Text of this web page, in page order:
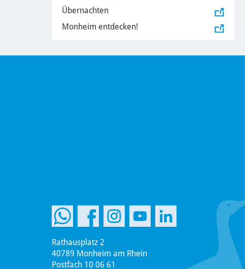
Übernachten
Monheim entdecken!
Rathausplatz 2
40789 Monheim am Rhein
Postfach 10 06 61